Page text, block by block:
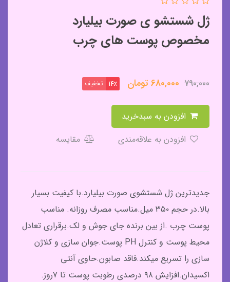
ژل شستشو ی صورت بیلیارد
مخصوص پوست های چرب
790,000
680,000تومان 14٪ تخفیف
مقایسه
جدیدترین ژل شستشوی صورت بیلیارد.با کیفیت بسیار
بالا.در حجم ۳۵۰ میل.مناسب مصرف روزانه. مناسب
پوست چرب .از بین برنده جای جوش و لک.برقراری تعادل
محیط پوست و کنترل PH پوست.جوان سازی و کلاژن
سازی را تسریع میکند.فاقد صابون.حاوی آنتی
اکسیدان.افزایش ۹۸ درصدی رطوبت پوست تا ۷روز.